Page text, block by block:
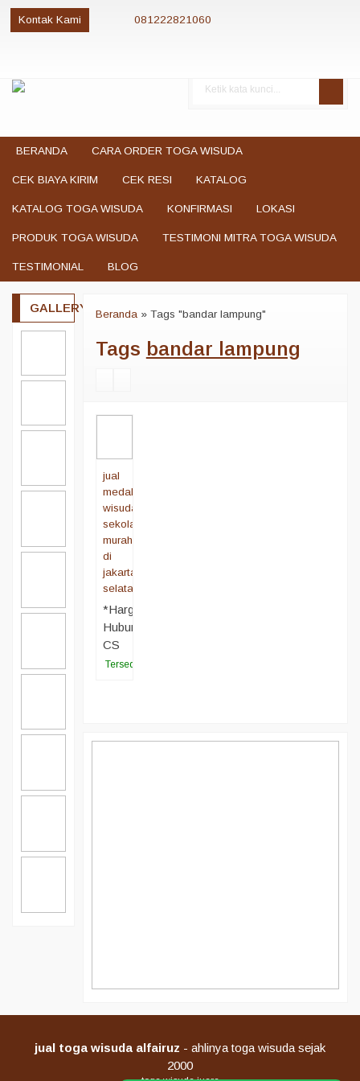
Kontak Kami 081222821060
081222821060
BERANDA
CARA ORDER TOGA WISUDA
CEK BIAYA KIRIM CEK RESI KATALOG
KATALOG TOGA WISUDA KONFIRMASI LOKASI
PRODUK TOGA WISUDA TESTIMONI MITRA TOGA WISUDA
TESTIMONIAL BLOG
Beranda» Tags "bandar lampung"
Tags bandar lampung
jual
medali
wisuda
sekolah
murah
di
jakarta
selatan
*Harga
Hubungi
CS
Tersedia
GALLERY
jual toga wisuda alfairuz - ahlinya toga wisuda sejak
2000